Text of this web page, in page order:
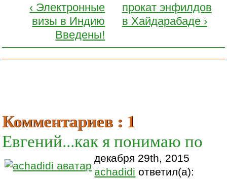
‹ Электронные
визы в Индию
Введены!
прокат энфилдов
в Хайдарабаде ›
Комментариев : 1
Евгений...как я понимаю по
декабря 29th, 2015
achadidi ответил(а):